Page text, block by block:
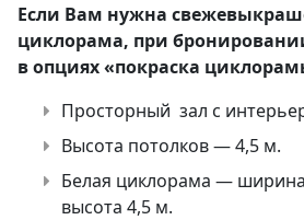
Если Вам нужна
циклорама, при
в опциях «покраска
Просторный зал с
Высота потолков — 4,5 м.
Белая циклорама —
высота 4,5 м.